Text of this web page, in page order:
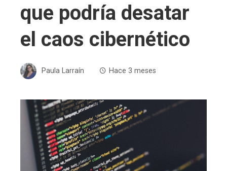
que podría desatar
el caos cibernético
Paula Larraín Hace 3 meses